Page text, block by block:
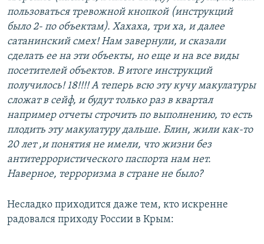
пользоваться тревожной кнопкой (инструкций
было 2- по объектам). Хахаха, три ха, и далее
сатанинский смех! Нам завернули, и сказали
сделать ее на эти объекты, но еще и на все виды
посетителей объектов. В итоге инструкций
получилось! 18!!!! А теперь всю эту кучу макулатуры
сложат в сейф, и будут только раз в квартал
например отчеты строчить по выполнению, то есть
плодить эту макулатуру дальше. Блин, жили как-то
20 лет ,и понятия не имели, что жизни без
антитеррористического паспорта нам нет.
Наверное, терроризма в стране не было?
Несладко приходится даже тем, кто искренне
радовался приходу России в Крым: